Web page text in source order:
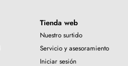
Tienda web
Nuestro surtido
Servicio y asesoramiento
Iniciar sesión